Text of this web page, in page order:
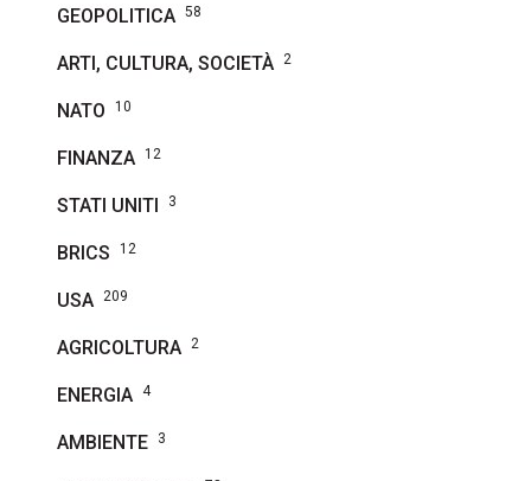
GEOPOLITICA 58
ARTI, CULTURA, SOCIETÀ 2
NATO 10
FINANZA 12
STATI UNITI 3
BRICS 12
USA 209
AGRICOLTURA 2
ENERGIA 4
AMBIENTE 3